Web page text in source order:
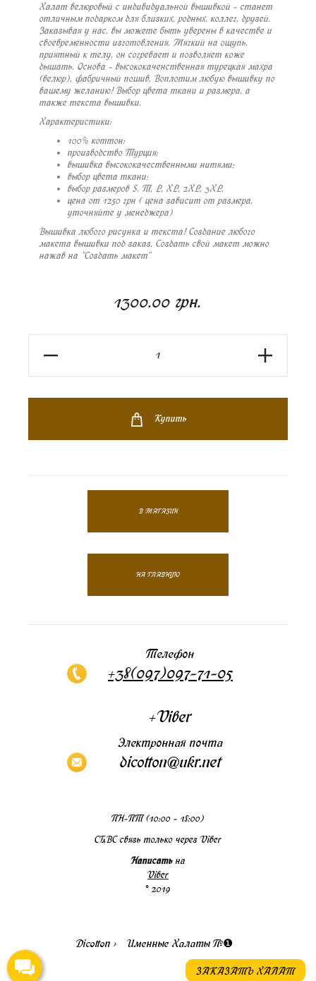
ЗАКАЗАТЬ ХАЛАТ
Халат велюровый с индивидуальной вышивкой - станет
отличным подарком для близких, родных, коллег, друзей.
Заказывая у нас, вы можете быть уверены в качестве и
своевременности изготовления. Мягкий на ощупь,
приятный к телу, он согревает и позволяет коже
дышать. Основа - высококаченственная турецкая махра
(велюр), фабричный пошив. Воплотим любую вышивку по
вашему желанию! Выбор цвета ткани и размера, а
также текста вышивки.
Характеристики:
100% коттон:
производство Турция:
вышивка высококачественными нитями;
выбор цвета ткани;
выбор размеров S, M, L, XL, 2XL, 3XL.
цена от 1250 грн ( цена зависит от размера,
уточняйте у менеджера)
Вышивка любого рисунка и текста! Создание любого
макета вышивки под заказ. Создать свой макет можно
нажав на "Создать макет"
1300.00 грн.
Купить
В МАГАЗИН
НА ГЛАВНУЮ
Телефон
+38(097)097-71-05
+Viber
Электронная почта
dicotton@ukr.net
ПН-ПТ (10:00 - 18:00)
СБ,ВС связь только через Viber
Написатьна
Viber
© 2019
Dicotton › Именные Халаты №❶